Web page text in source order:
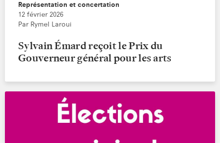
Représentation et concertation
12 février 2026
Par Rymel Laroui
Sylvain Émard reçoit le Prix du
Gouverneur général pour les arts